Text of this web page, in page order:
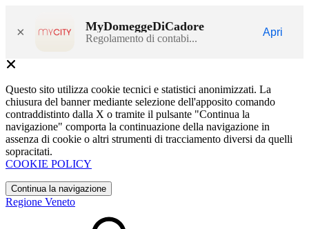
× MyDomeggeDiCadore
Regolamento di contabi...
Apri
Questo sito utilizza cookie tecnici e statistici anonimizzati. La
chiusura del banner mediante selezione dell'apposito comando
contraddistinto dalla X o tramite il pulsante "Continua la
navigazione" comporta la continuazione della navigazione in
assenza di cookie o altri strumenti di tracciamento diversi da quelli
sopracitati.
COOKIE POLICY
Continua la navigazione
Regione Veneto